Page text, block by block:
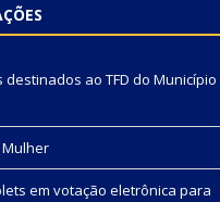
ao TFD do Município
em votação eletrônica para